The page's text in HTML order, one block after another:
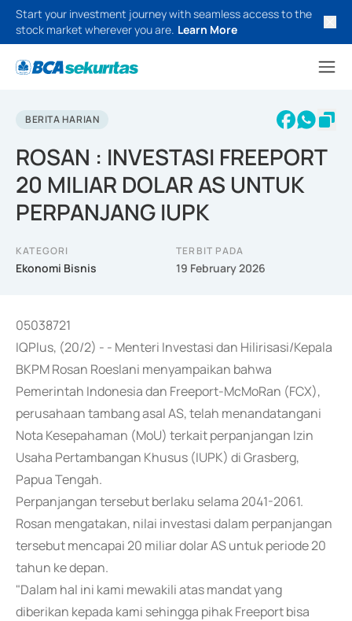
Start your investment journey with seamless access to the
stock market wherever you are. Learn More
BERITA HARIAN
ROSAN : INVESTASI FREEPORT
20 MILIAR DOLAR AS UNTUK
PERPANJANG IUPK
KATEGORI
Ekonomi Bisnis
TERBIT PADA
19 February 2026
05038721
IQPlus, (20/2) - - Menteri Investasi dan Hilirisasi/Kepala
BKPM Rosan Roeslani menyampaikan bahwa
Pemerintah Indonesia dan Freeport-McMoRan (FCX),
perusahaan tambang asal AS, telah menandatangani
Nota Kesepahaman (MoU) terkait perpanjangan Izin
Usaha Pertambangan Khusus (IUPK) di Grasberg,
Papua Tengah.
Perpanjangan tersebut berlaku selama 2041-2061.
Rosan mengatakan, nilai investasi dalam perpanjangan
tersebut mencapai 20 miliar dolar AS untuk periode 20
tahun ke depan.
"Dalam hal ini kami mewakili atas mandat yang
diberikan kepada kami sehingga pihak Freeport bisa